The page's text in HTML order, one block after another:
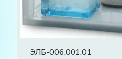
ЭЛБ-006.001.01